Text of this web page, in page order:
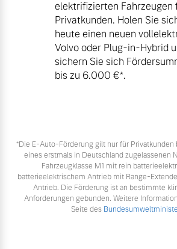
elektrifizierten Fahrzeugen
Privatkunden. Holen Sie
heute einen neuen
Volvo oder Plug-in-Hybrid
sichern Sie sich
bis zu 6.000 €⁠*.
*Die E‑Auto-Förderung gilt nur für Privatkunden
eines erstmals in Deutschland zugelassenen
Fahrzeugklasse M1 mit rein
batterieelektrischem Antrieb mit Range-
Antrieb. Die Förderung ist an bestimmte
Anforderungen gebunden. Weitere
Seite des